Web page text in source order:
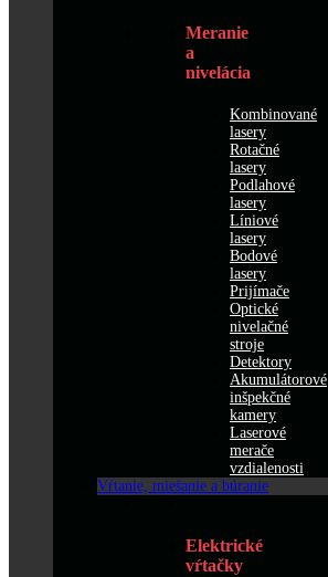
Meranie
a
nivelácia
Kombinované
lasery
Rotačné
lasery
Podlahové
lasery
Líniové
lasery
Bodové
lasery
Prijímače
Optické
nivelačné
stroje
Detektory
Akumulátorové
inšpekčné
kamery
Laserové
merače
vzdialenosti
Vŕtanie, miešanie a búranie
Elektrické
vŕtačky